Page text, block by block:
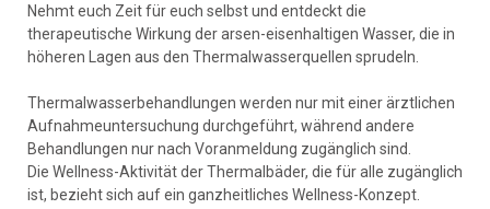
Nehmt euch Zeit für euch selbst und entdeckt die
therapeutische Wirkung der arsen-eisenhaltigen Wasser, die in
höheren Lagen aus den Thermalwasserquellen sprudeln.
Thermalwasserbehandlungen werden nur mit einer ärztlichen
Aufnahmeuntersuchung durchgeführt, während andere
Behandlungen nur nach Voranmeldung zugänglich sind.
Die Wellness-Aktivität der Thermalbäder, die für alle zugänglich
ist, bezieht sich auf ein ganzheitliches Wellness-Konzept.